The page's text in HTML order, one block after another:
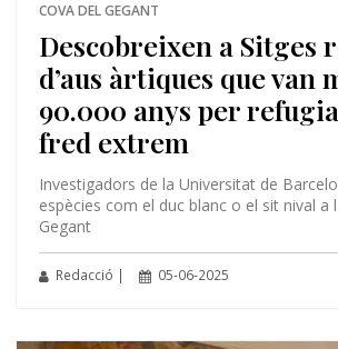
COVA DEL GEGANT
Descobreixen a Sitges
d’aus àrtiques que van
90.000 anys per
fred extrem
Investigadors de la Universitat de
espècies com el duc blanc o el sit nival a
Gegant
Redacció | 05-06-2025